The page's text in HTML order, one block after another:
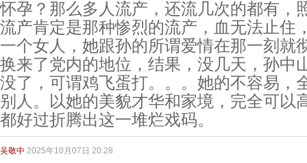
怀孕？那么多人流产，还流几次的都有，
流产肯定是那种惨烈的流产，血无法止住
一个女人，她跟孙的所谓爱情在那一刻就
换来了党内的地位，结果，没几天，孙中
没了，可谓鸡飞蛋打。。。她的不容易，
别人。以她的美貌才华和家境，完全可以
都好过折腾出这一堆烂戏码。
吴敬中 2025年10月07日 20:28